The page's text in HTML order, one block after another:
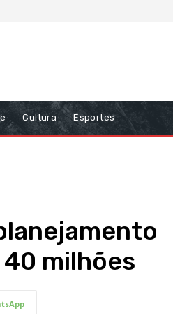
Cultura Esportes
milhões